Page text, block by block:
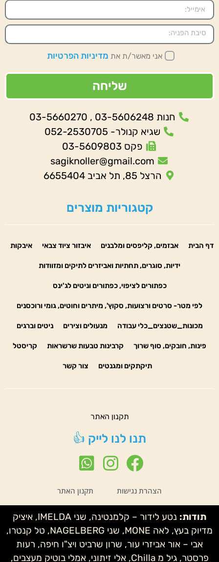
אני מאשר/ת את מדיניות הפרטיות
שליחה
חנות 03-5606248 , 03-5660270
שגיא קנולר- 052-2530705
פקס 03-5609803
sagiknoller@gmail.com
הרצל 85, תל אביב 6655404
קטגוריות מוצרים
דף הבית אבזמים, קליפסים ומלבנים איבזור ציוד צבאי איבקות
ידיות, סוגרים, תחתיות ואביזרים לתיקים ומזוודות
כפתורים לציפוי, כפתורים וניטים לג'ינס
לפי מטר- סרטים ורצועות, סקוץ', מיתרים וחוטים, גומי ורוכסנים
מכונות_שטנצים_כלי עבודה מנעולים וצירים ניטים וברגים
פינות, חובקים, סוף שרוך קרבינות טבעות שרשראות קריסטל
תיקתקים ומגנטים צור קשר
תקנון האתר
תנו לנו לייק 👍
הצהרת נגישות תקנון האתר
תודות:
נטע לידור – קלמנטינה, שני IMELDA, איציק
מדיוק בעץ, לאה MONE, שני NAGELBERG, טל קנטרו,
אבי – אור אביזרי עור, שרון שרביט ויצ"ו חיפה, רעות
פרסטר, גיל מ Chilla, אלי זיתוני, אמלי בוטיק מעצבים,